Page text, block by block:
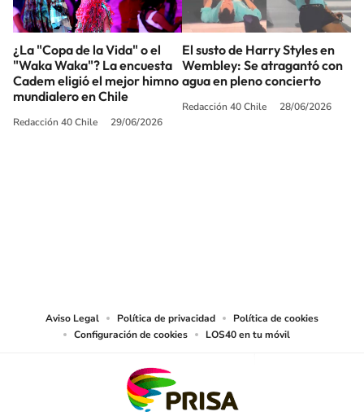
¿La "Copa de la Vida" o el
"Waka Waka"? La encuesta
Cadem eligió el mejor himno
mundialero en Chile
Redacción 40 Chile 29/06/2026
El susto de Harry Styles en
Wembley: Se atragantó con
agua en pleno concierto
Redacción 40 Chile 28/06/2026
Aviso Legal Política de privacidad
Política de cookies
Configuración de cookies
LOS40 en tu móvil